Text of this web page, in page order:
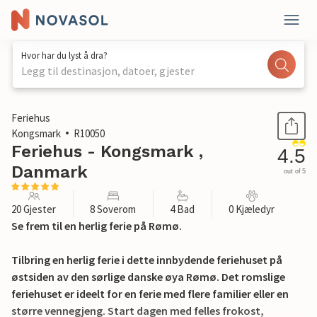
Hvor har du lyst å dra?
Legg til destinasjon, datoer, gjester
1 / 29
Feriehus
Kongsmark
R10050
Feriehus - Kongsmark ,
Danmark
4.5
out of 5
20 Gjester 8 Soverom 4 Bad 0 Kjæledyr
Se frem til en herlig ferie på Rømø.
Tilbring en herlig ferie i dette innbydende feriehuset på
østsiden av den sørlige danske øya Rømø. Det romslige
feriehuset er ideelt for en ferie med flere familier eller en
større vennegjeng. Start dagen med felles frokost,